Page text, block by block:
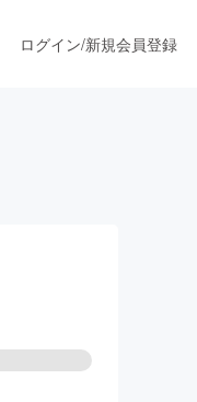
ログイン/新規会員登録